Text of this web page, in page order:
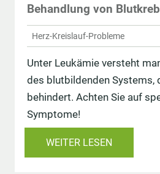
Behandlung von
Herz-Kreislauf-Probleme
Unter Leukämie versteht
des blutbildenden Systems,
behindert. Achten Sie auf
Symptome!
WEITER LESEN